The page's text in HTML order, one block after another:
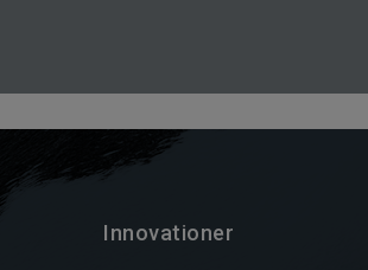
Innovationer